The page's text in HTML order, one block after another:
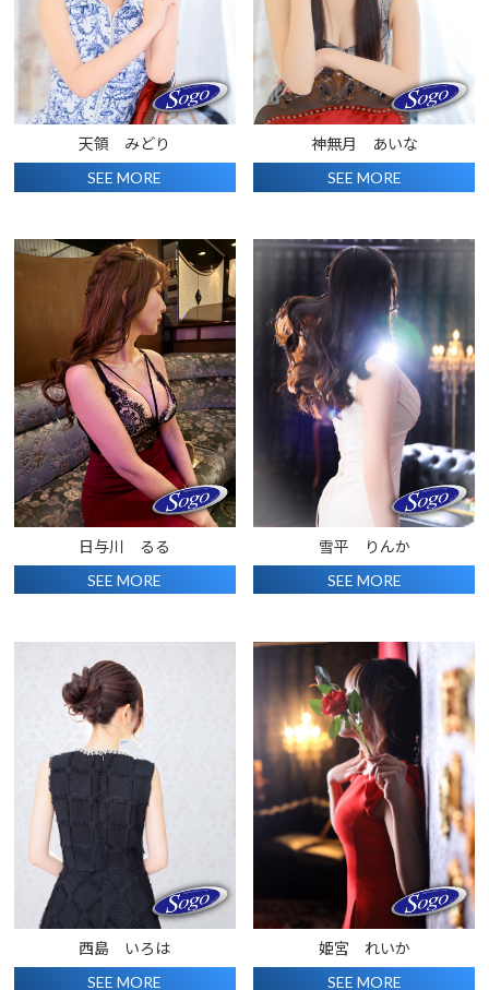
天領 みどり
SEE MORE
神無月 あいな
SEE MORE
日与川 るる
SEE MORE
雪平 りんか
SEE MORE
西島 いろは
SEE MORE
姫宮 れいか
SEE MORE